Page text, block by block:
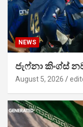
NEWS
ජැෆ්නා කිංග්ස්
August 5, 2026